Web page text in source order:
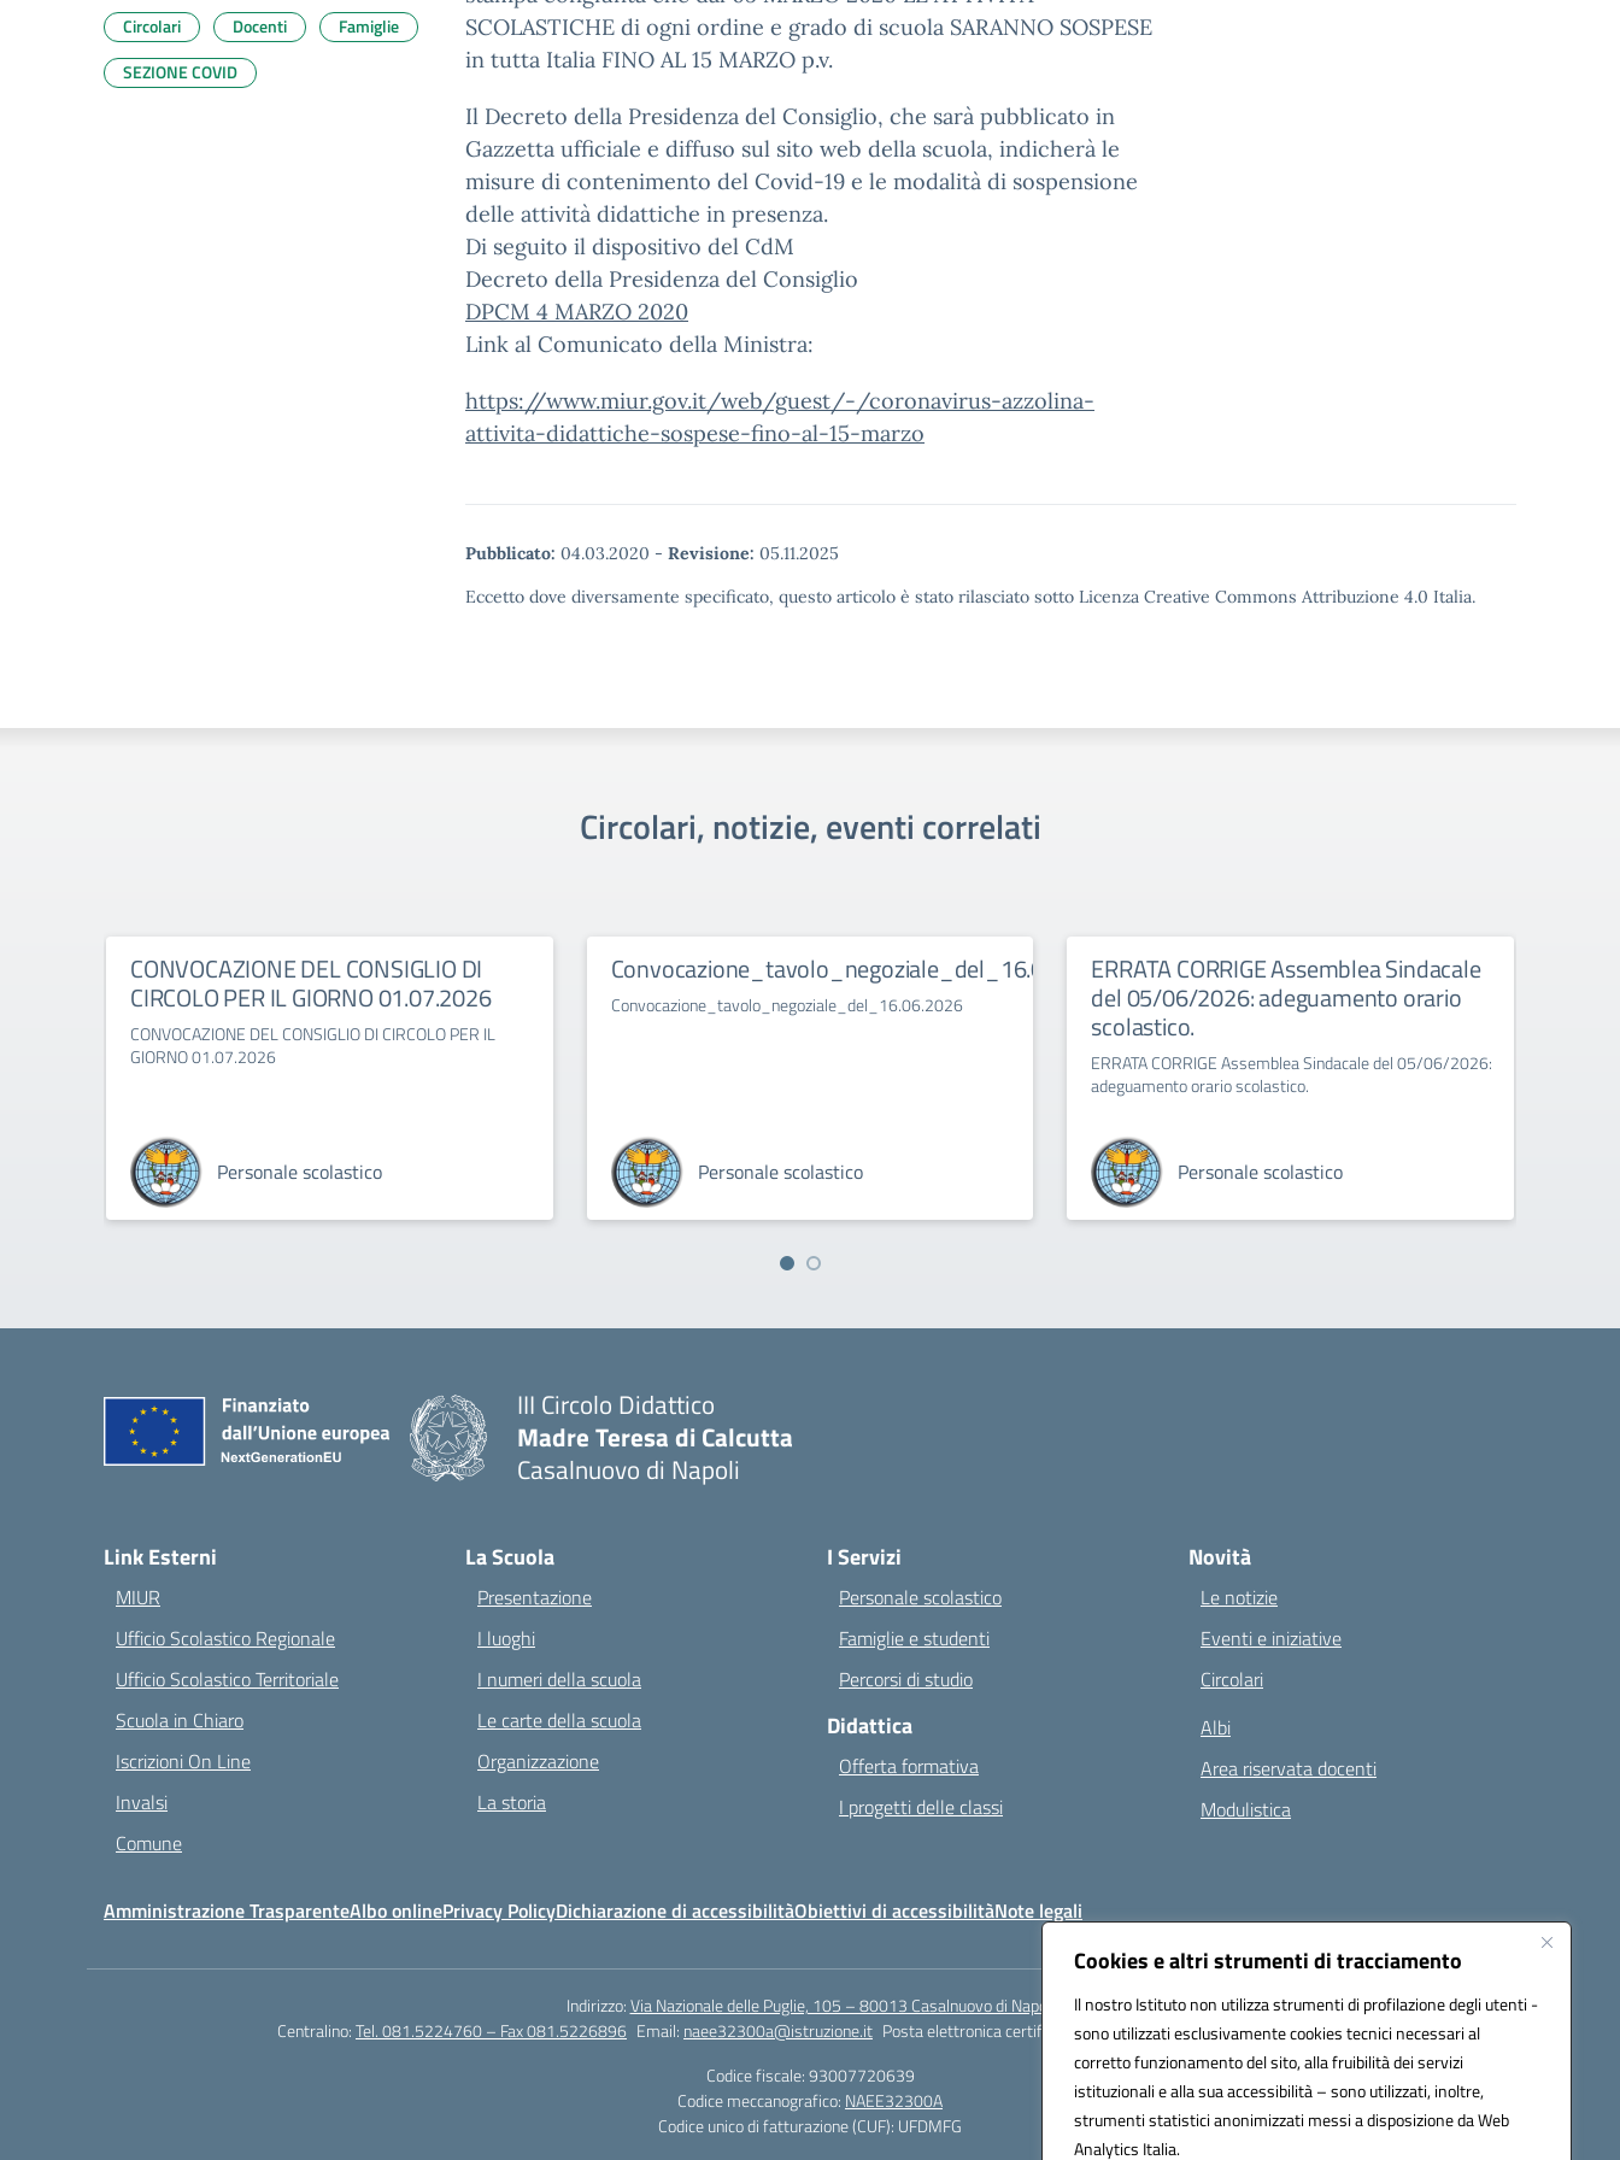
Cookies e altri strumenti di tracciamento
Il nostro Istituto non utilizza strumenti di profilazione degli utenti -
sono utilizzati esclusivamente cookies tecnici necessari al
corretto funzionamento del sito, alla fruibilità dei servizi
istituzionali e alla sua accessibilità – sono utilizzati, inoltre,
strumenti statistici anonimizzati messi a disposizione da Web
Analytics Italia.
SCOLASTICHE di ogni ordine e grado di scuola SARANNO SOSPESE
in tutta Italia FINO AL 15 MARZO p.v.
Il Decreto della Presidenza del Consiglio, che sarà pubblicato in
Gazzetta ufficiale e diffuso sul sito web della scuola, indicherà le
misure di contenimento del Covid-19 e le modalità di sospensione
delle attività didattiche in presenza.
Di seguito il dispositivo del CdM
Decreto della Presidenza del Consiglio
DPCM 4 MARZO 2020
Link al Comunicato della Ministra:
https://www.miur.gov.it/web/guest/-/coronavirus-azzolina-
attivita-didattiche-sospese-fino-al-15-marzo
Pubblicato: 04.03.2020 - Revisione: 05.11.2025
Eccetto dove diversamente specificato, questo articolo è stato rilasciato sotto Licenza Creative Commons Attribuzione 4.0 Italia.
Circolari Docenti
Famiglie
SEZIONE COVID
Circolari, notizie, eventi correlati
CONVOCAZIONE DEL CONSIGLIO DI
CIRCOLO PER IL GIORNO 01.07.2026
CONVOCAZIONE DEL CONSIGLIO DI CIRCOLO PER IL
GIORNO 01.07.2026
Personale scolastico
Convocazione_tavolo_negoziale_del_16.06.2026
Convocazione_tavolo_negoziale_del_16.06.2026
Personale scolastico
ERRATA CORRIGE Assemblea Sindacale
del 05/06/2026: adeguamento orario
scolastico.
ERRATA CORRIGE Assemblea Sindacale del 05/06/2026:
adeguamento orario scolastico.
Personale scolastico
III Circolo Didattico
Madre Teresa di Calcutta
Casalnuovo di Napoli
Link Esterni
MIUR
Ufficio Scolastico Regionale
Ufficio Scolastico Territoriale
Scuola in Chiaro
Iscrizioni On Line
Invalsi
Comune
La Scuola
Presentazione
I luoghi
I numeri della scuola
Le carte della scuola
Organizzazione
La storia
I Servizi
Personale scolastico
Famiglie e studenti
Percorsi di studio
Didattica
Offerta formativa
I progetti delle classi
Novità
Le notizie
Eventi e iniziative
Circolari
Albi
Area riservata docenti
Modulistica
Amministrazione TrasparenteAlbo onlinePrivacy PolicyDichiarazione di accessibilitàObiettivi di accessibilitàNote legali
Indirizzo:Via Nazionale delle Puglie, 105 – 80013 Casalnuovo di Napoli
Centralino:Tel. 081.5224760 – Fax 081.5226896 Email: naee32300a@istruzione.it Posta elettronica certificata (PEC):naee32300a@pec.istruzione.it
Codice fiscale: 93007720639
Codice meccanografico: NAEE32300A
Codice unico di fatturazione (CUF): UFDMFG